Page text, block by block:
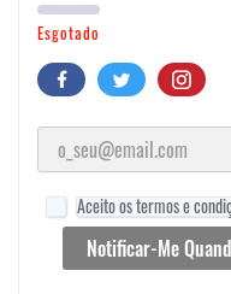
Esgotado
Aceito os termos e
Notificar-Me